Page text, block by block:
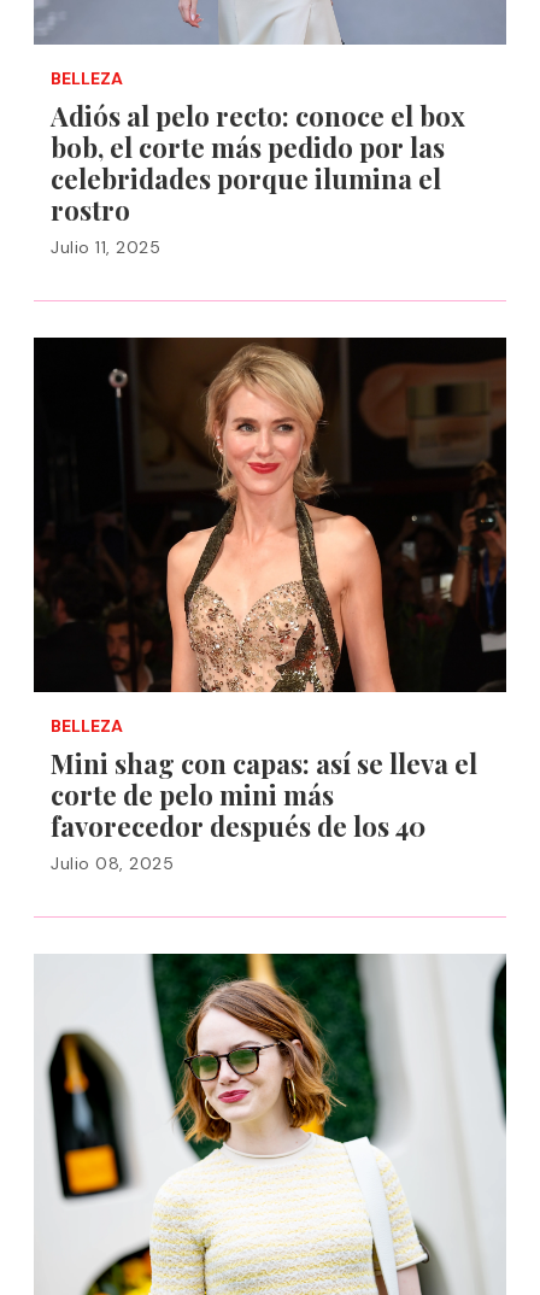
BELLEZA
Adiós al pelo recto: conoce el box
bob, el corte más pedido por las
celebridades porque ilumina el
rostro
Julio 11, 2025
BELLEZA
Mini shag con capas: así se lleva el
corte de pelo mini más
favorecedor después de los 40
Julio 08, 2025